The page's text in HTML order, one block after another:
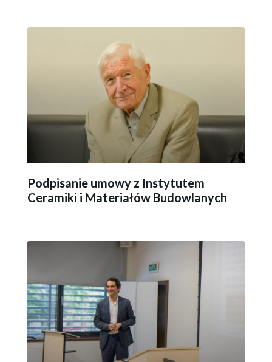
Podpisanie umowy z Instytutem
Ceramiki i Materiałów Budowlanych